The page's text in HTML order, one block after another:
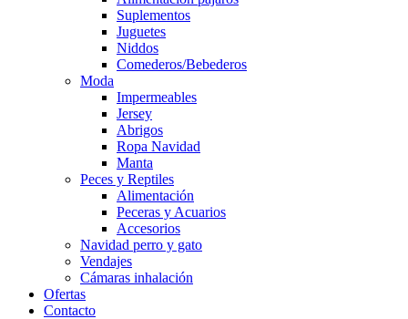
Suplementos
Juguetes
Niddos
Comederos/Bebederos
Moda
Impermeables
Jersey
Abrigos
Ropa Navidad
Manta
Peces y Reptiles
Alimentación
Peceras y Acuarios
Accesorios
Navidad perro y gato
Vendajes
Cámaras inhalación
Ofertas
Contacto